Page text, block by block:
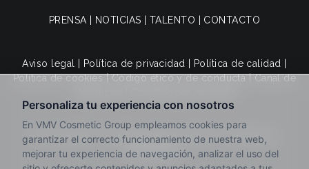
PRENSA NOTICIAS TALENTO CONTACTO
Aviso legal Política de privacidad Política de calidad
Política de cookies|Código ético y de conducta|Canal de
© 2025 VMV Cosmetic Group. Todos los derechos
reservados.